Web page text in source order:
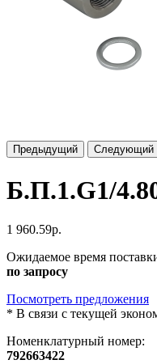
Предыдущий Следующий
Б.П.1.G1/
1 960.59р.
Ожидаемое время
по запросу
Посмотреть предложения
* В связи с текущей
Номенклатурный номер:
792663422